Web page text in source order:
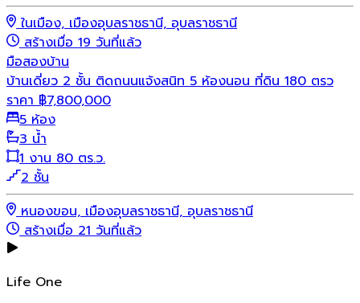
ในเมือง, เมืองอุบลราชธานี, อุบลราชธานี
สร้างเมื่อ 19 วันที่แล้ว
มือสองบ้าน
บ้านเดี่ยว 2 ชั้น ติดถนนแจ้งสนิท 5 ห้องนอน ที่ดิน 180 ตรว
ราคา ฿7,800,000
5 ห้อง
3 น้ำ
1 งาน 80 ตร.ว.
2 ชั้น
หนองขอน, เมืองอุบลราชธานี, อุบลราชธานี
สร้างเมื่อ 21 วันที่แล้ว
Life One